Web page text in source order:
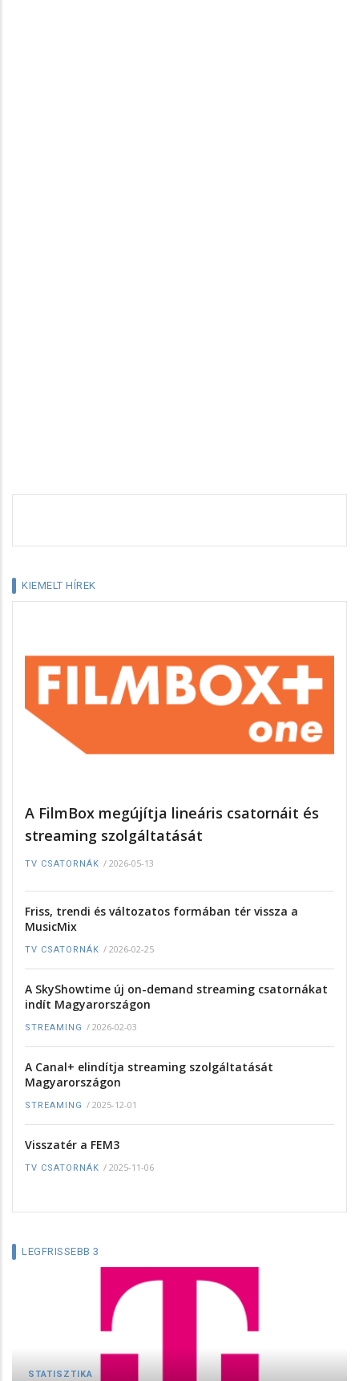
KIEMELT HÍREK
A FilmBox megújítja lineáris csatornáit és
streaming szolgáltatását
TV CSATORNÁK / 2026-05-13
Friss, trendi és változatos formában tér vissza a
MusicMix
TV CSATORNÁK / 2026-02-25
A SkyShowtime új on-demand streaming csatornákat
indít Magyarországon
STREAMING / 2026-02-03
A Canal+ elindítja streaming szolgáltatását
Magyarországon
STREAMING / 2025-12-01
Visszatér a FEM3
TV CSATORNÁK / 2025-11-06
LEGFRISSEBB 3
STATISZTIKA